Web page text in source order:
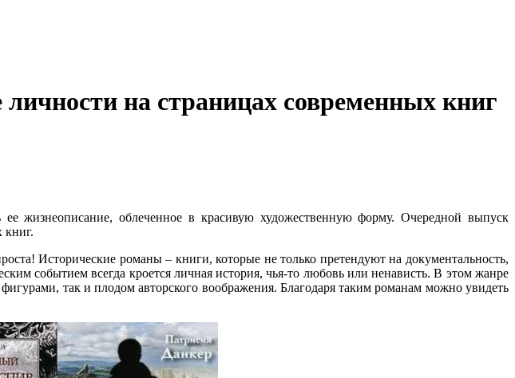
на страницах современных книг
ее жизнеописание, облеченное в красивую художественную форму. Очередной выпуск
книг.
Исторические романы – книги, которые не только претендуют на документальность,
событием всегда кроется личная история, чья-то любовь или ненависть. В этом жанре
так и плодом авторского воображения. Благодаря таким романам можно увидеть